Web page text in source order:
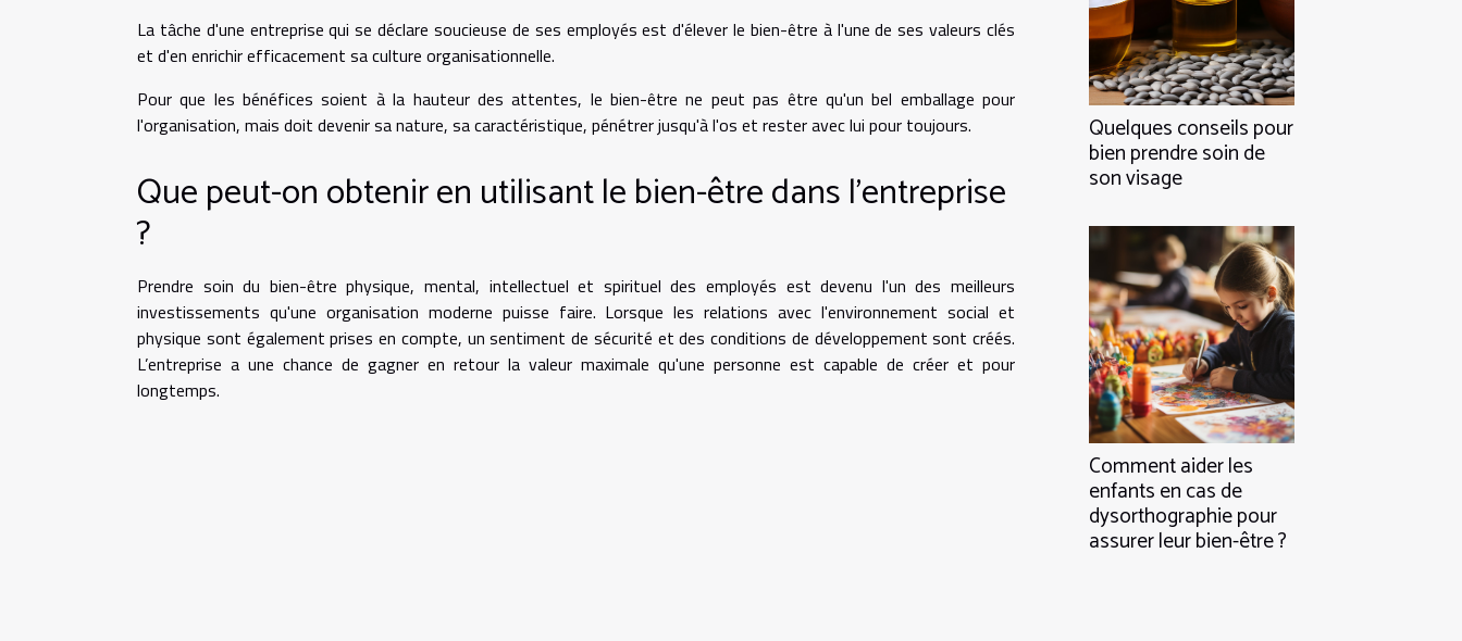
La tâche d'une entreprise qui se déclare soucieuse de ses employés est d'élever le bien-être à l'une de ses valeurs clés
et d'en enrichir efficacement sa culture organisationnelle.
Pour que les bénéfices soient à la hauteur des attentes, le bien-être ne peut pas être qu'un bel emballage pour
l'organisation, mais doit devenir sa nature, sa caractéristique, pénétrer jusqu'à l'os et rester avec lui pour toujours.
Que peut-on obtenir en utilisant le bien-être dans l'entreprise
?
Prendre soin du bien-être physique, mental, intellectuel et spirituel des employés est devenu l'un des meilleurs
investissements qu'une organisation moderne puisse faire. Lorsque les relations avec l'environnement social et
physique sont également prises en compte, un sentiment de sécurité et des conditions de développement sont créés.
L’entreprise a une chance de gagner en retour la valeur maximale qu'une personne est capable de créer et pour
longtemps.
Quelques conseils pour
bien prendre soin de
son visage
Comment aider les
enfants en cas de
dysorthographie pour
assurer leur bien-être ?